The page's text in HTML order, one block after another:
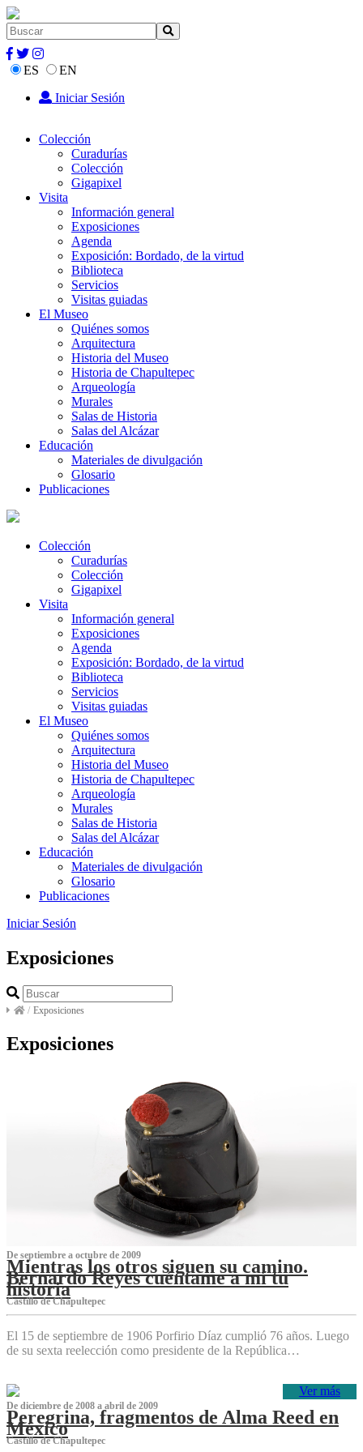
ES
EN
Iniciar Sesión
Colección
Curadurías
Colección
Gigapixel
Visita
Información general
Exposiciones
Agenda
Exposición: Bordado, de la virtud
Biblioteca
Servicios
Visitas guiadas
El Museo
Quiénes somos
Arquitectura
Historia del Museo
Historia de Chapultepec
Arqueología
Murales
Salas de Historia
Salas del Alcázar
Educación
Materiales de divulgación
Glosario
Publicaciones
Colección
Curadurías
Colección
Gigapixel
Visita
Información general
Exposiciones
Agenda
Exposición: Bordado, de la virtud
Biblioteca
Servicios
Visitas guiadas
El Museo
Quiénes somos
Arquitectura
Historia del Museo
Historia de Chapultepec
Arqueología
Murales
Salas de Historia
Salas del Alcázar
Educación
Materiales de divulgación
Glosario
Publicaciones
Iniciar Sesión
Exposiciones
/ Exposiciones
Exposiciones
De septiembre a octubre de 2009
Mientras los otros siguen su camino.
Bernardo Reyes cuéntame a mí tu
historia
Castillo de Chapultepec
El 15 de septiembre de 1906 Porfirio Díaz cumplió 76 años. Luego
de su sexta reelección como presidente de la República…
Ver más
De diciembre de 2008 a abril de 2009
Peregrina, fragmentos de Alma Reed en
México
Castillo de Chapultepec